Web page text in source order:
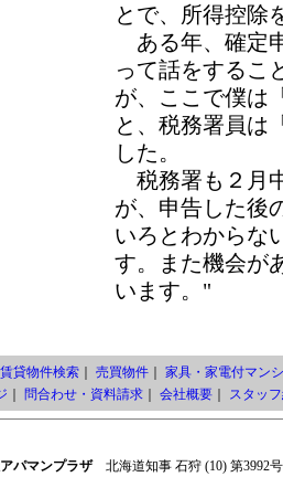
とで、所得控除
ある年、確定
って話をするこ
が、ここで僕は
と、税務署員は
した。
税務署も２月
が、申告した後
いろとわからな
す。また機会が
います。"
賃貸物件検索｜ 売買物件｜ 家具・家電付マン
問合わせ・資料請求｜ 会社概要｜ スタッ
パマンプラザ北海道知事 石狩 (10) 第3992号